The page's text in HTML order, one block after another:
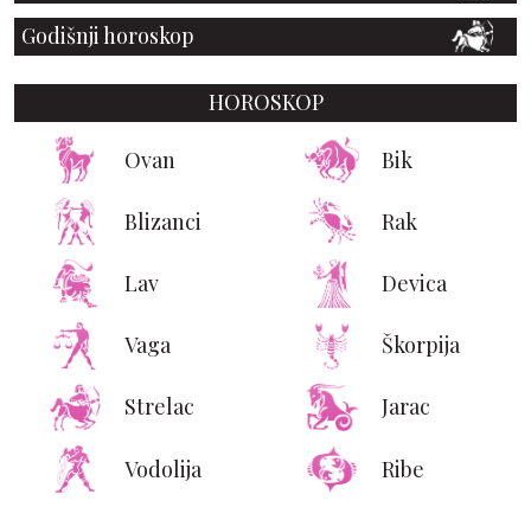
Godišnji horoskop
HOROSKOP
Ovan Bik
Blizanci Rak
Lav Devica
Vaga Škorpija
Strelac Jarac
Vodolija Ribe